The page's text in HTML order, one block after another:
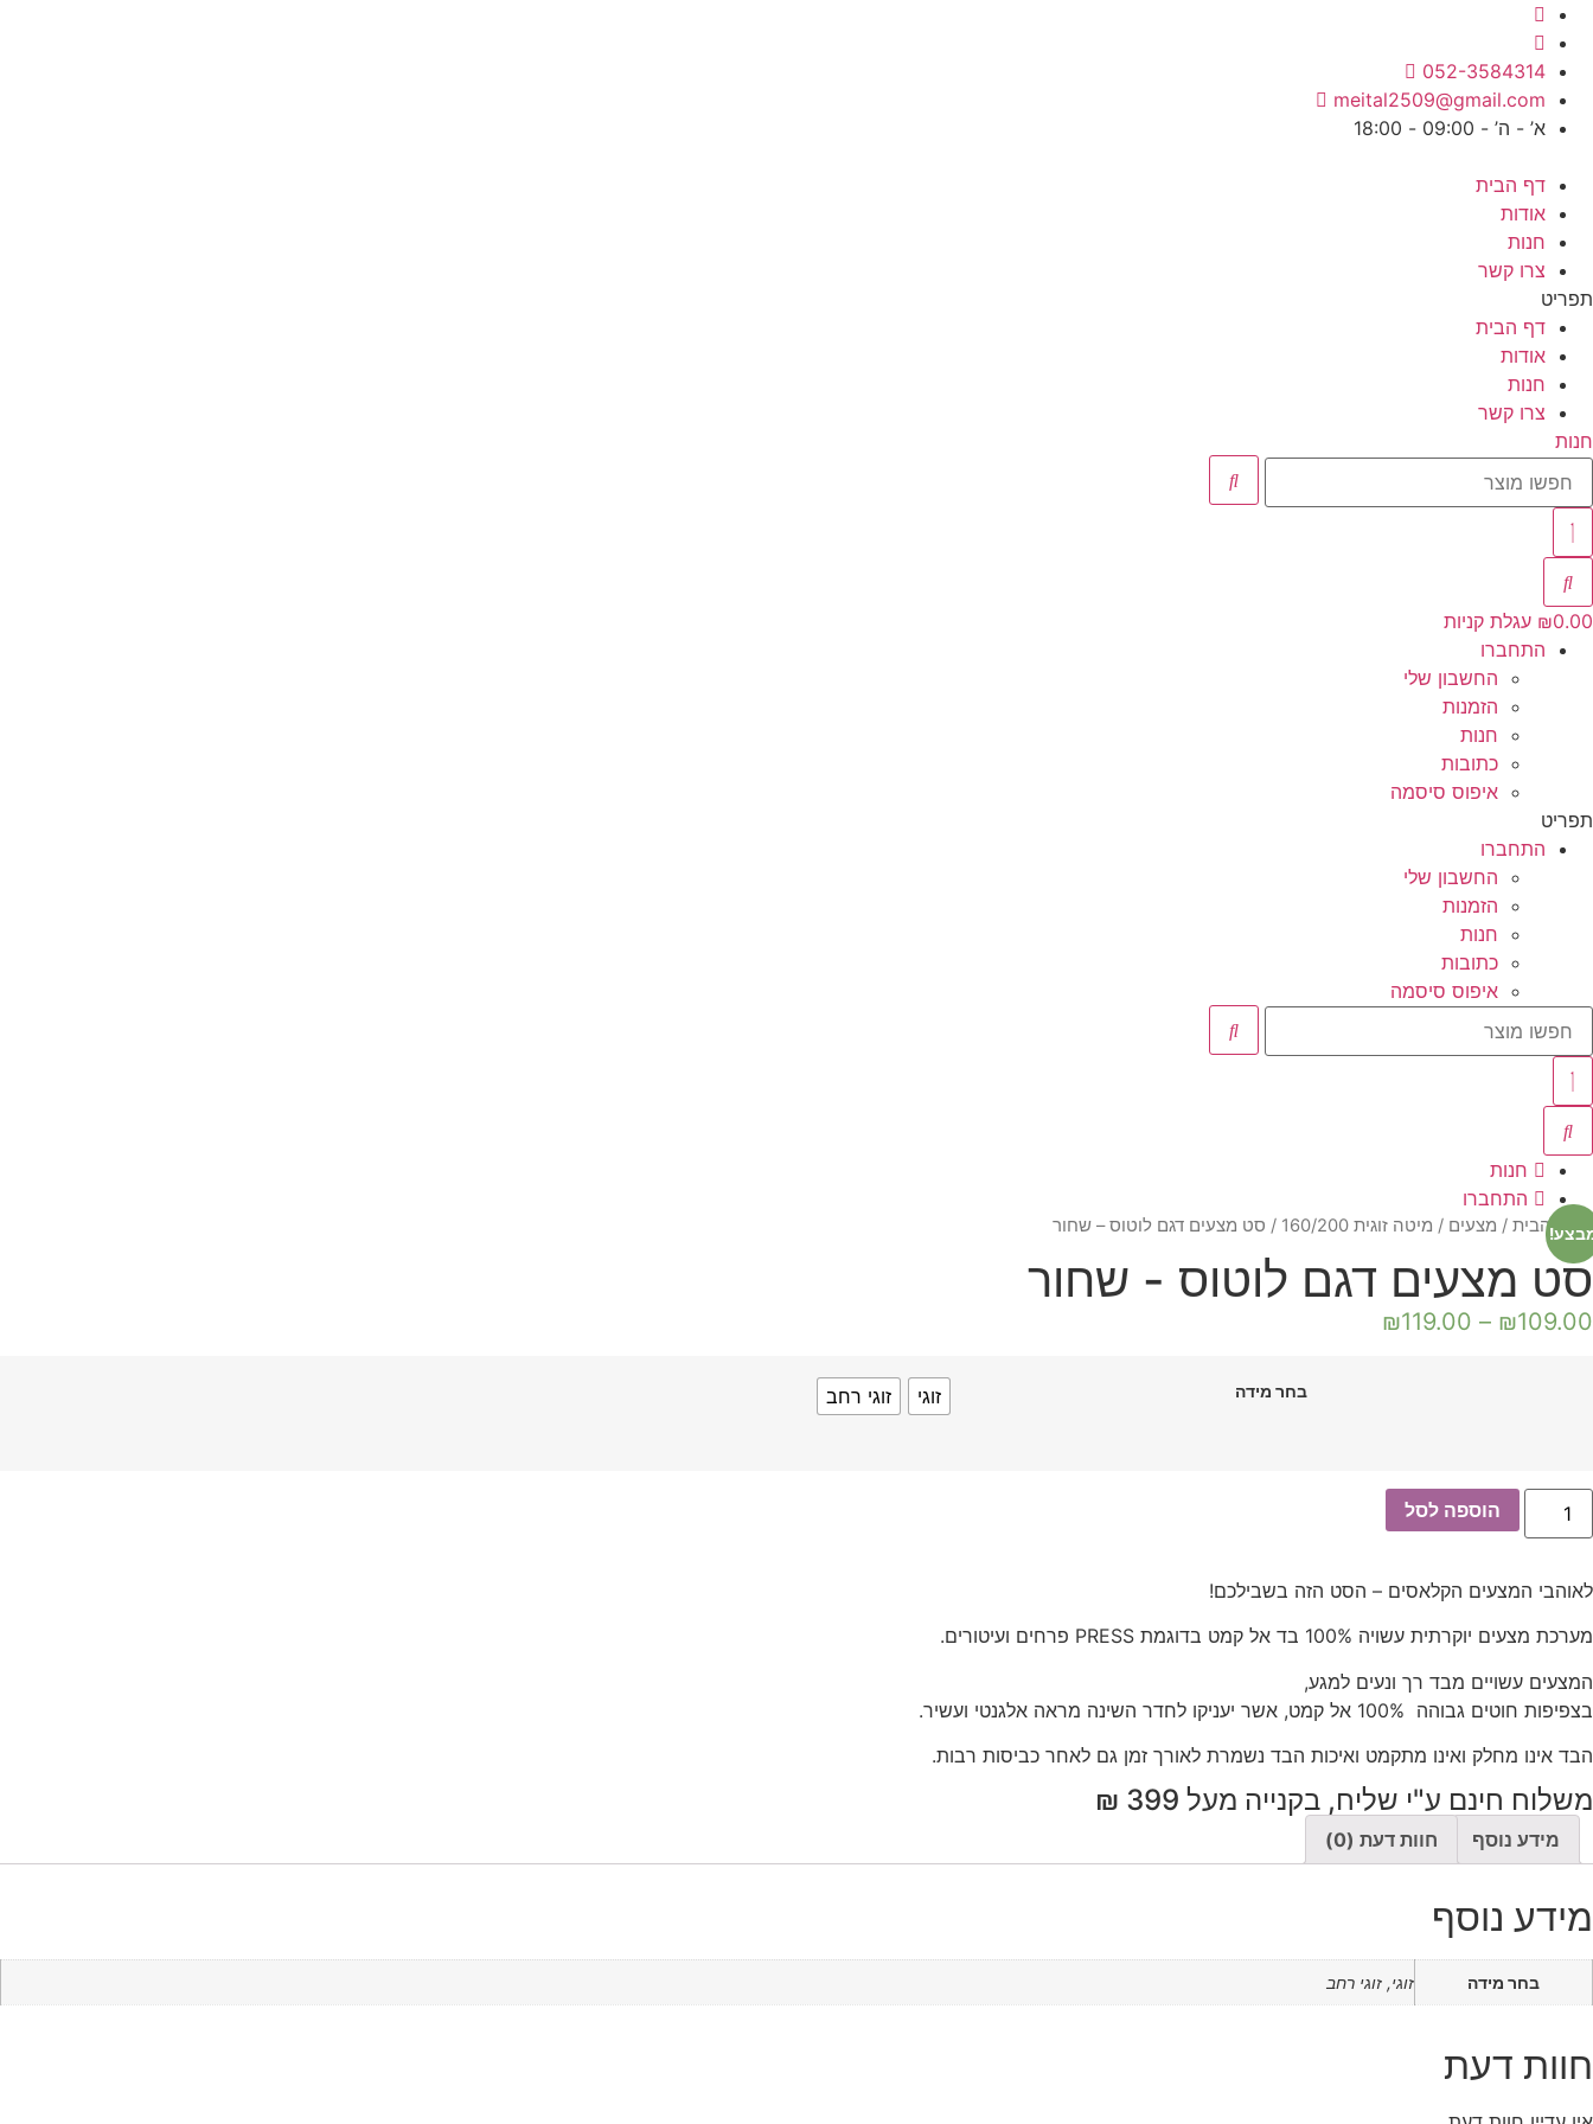
לתוכן
052-3584314
meital2509@gmail.com
א’ - ה’ - 09:00 - 18:00
דף הבית
אודות
חנות
צרו קשר
תפריט
דף הבית
אודות
חנות
צרו קשר
חנות
₪0.00
עגלת קניות
התחברו
החשבון שלי
הזמנות
חנות
כתובות
איפוס סיסמה
תפריט
התחברו
החשבון שלי
הזמנות
חנות
כתובות
איפוס סיסמה
חנות
התחברו
עמוד הבית / מצעים / מיטה זוגית 160/200 / סט מצעים דגם לוטוס – שחור
סט מצעים דגם לוטוס - שחור
₪109.00
–
₪119.00
בחר מידה זוגי זוגי רחב
כמות
סט
לוטוס
שחור
הוספה לסל
לאוהבי המצעים הקלאסים – הסט הזה בשבילכם!
מערכת מצעים יוקרתית עשויה 100% בד אל קמט בדוגמת PRESS פרחים ועיטורים.
המצעים עשויים מבד רך ונעים למגע,
בצפיפות חוטים גבוהה 100% אל קמט, אשר יעניקו לחדר השינה מראה אלגנטי ועשיר.
הבד אינו מחלק ואינו מתקמט ואיכות הבד נשמרת לאורך זמן גם לאחר כביסות רבות.
משלוח חינם ע"י שליח, בקנייה מעל 399 ₪
מידע נוסף חוות דעת (0)
מידע נוסף
בחר מידה זוגי, זוגי רחב
חוות דעת